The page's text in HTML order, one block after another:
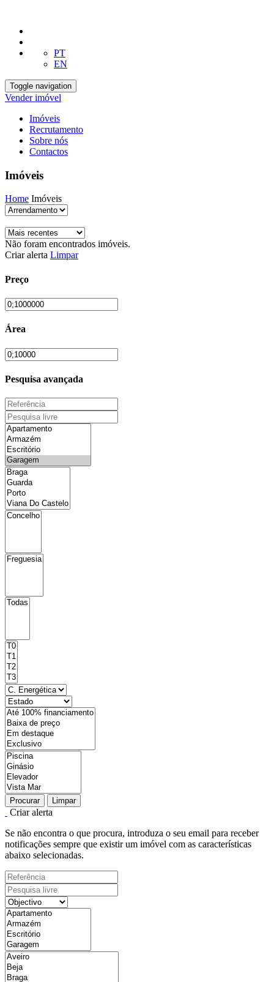
PT
EN
Toggle navigation
Vender imóvel
Imóveis
Recrutamento
Sobre nós
Contactos
Imóveis
Home Imóveis
Não foram encontrados imóveis.
Criar alerta Limpar
Preço
Área
Pesquisa avançada
Procurar Limpar
Criar alerta
Se não encontra o que procura, introduza o seu email para receber
notificações sempre que existir um imóvel com as características
abaixo selecionadas.